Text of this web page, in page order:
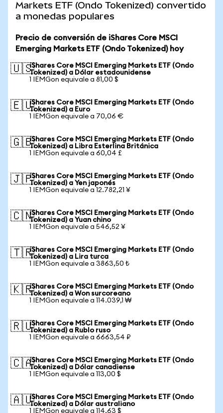
Markets ETF (Ondo Tokenized) convertido
a monedas populares
Precio de conversión de iShares Core MSCI
Emerging Markets ETF (Ondo Tokenized) hoy
🇺🇸iShares Core MSCI Emerging Markets ETF (Ondo
Tokenized) a Dólar estadounidense
1 IEMGon equivale a 81,00 $
🇪🇺iShares Core MSCI Emerging Markets ETF (Ondo
Tokenized) a Euro
1 IEMGon equivale a 70,06 €
🇬🇧iShares Core MSCI Emerging Markets ETF (Ondo
Tokenized) a Libra Esterlina Británica
1 IEMGon equivale a 60,04 £
🇯🇵iShares Core MSCI Emerging Markets ETF (Ondo
Tokenized) a Yen japonés
1 IEMGon equivale a 12.782,21 ¥
🇨🇳iShares Core MSCI Emerging Markets ETF (Ondo
Tokenized) a Yuan chino
1 IEMGon equivale a 546,52 ¥
🇹🇷iShares Core MSCI Emerging Markets ETF (Ondo
Tokenized) a Lira turca
1 IEMGon equivale a 3863,50 ₺
🇰🇷iShares Core MSCI Emerging Markets ETF (Ondo
Tokenized) a Won surcoreano
1 IEMGon equivale a 114.039,1 ₩
🇷🇺iShares Core MSCI Emerging Markets ETF (Ondo
Tokenized) a Rublo ruso
1 IEMGon equivale a 6663,54 ₽
🇨🇦iShares Core MSCI Emerging Markets ETF (Ondo
Tokenized) a Dólar canadiense
1 IEMGon equivale a 113,00 $
🇦🇺iShares Core MSCI Emerging Markets ETF (Ondo
Tokenized) a Dólar australiano
1 IEMGon equivale a 114,63 $